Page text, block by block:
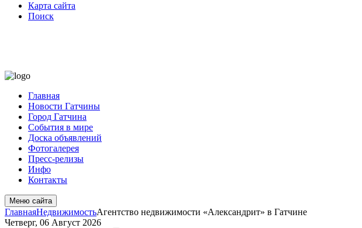
Карта сайта
Поиск
Главная
Новости Гатчины
Город Гатчина
События в мире
Доска объявлений
Фотогалерея
Пресс-релизы
Инфо
Контакты
Меню сайта
ГлавнаяНедвижимостьАгентство недвижимости «Александрит» в Гатчине
Четверг, 06 Август 2026